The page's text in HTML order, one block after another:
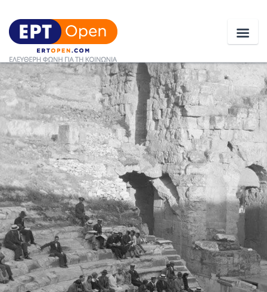
Ειδήσεις
Ελλάδα
Κοινωνία
Πολιτική
Οικονομία
Αθλητικά
Κόσμος